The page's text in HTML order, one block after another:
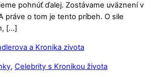
pohnúť ďalej. Zostávame uväznení v
práve o tom je tento príbeh. O sile
[…]
, Celebrity s Kronikou života